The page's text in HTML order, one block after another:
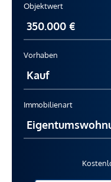
Objektwert
Vorhaben
Immobilienart